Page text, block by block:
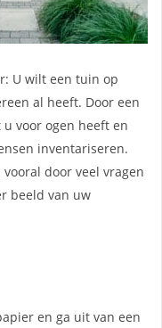
U wilt een tuin op
al heeft. Door een
voor ogen heeft en
inventariseren.
door veel vragen
beeld van uw
en ga uit van een